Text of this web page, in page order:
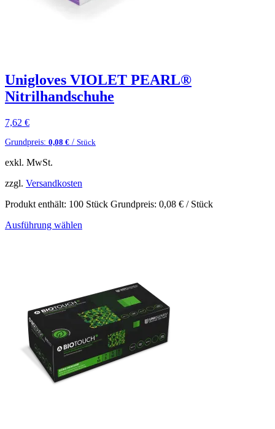
Unigloves VIOLET PEARL®
Nitrilhandschuhe
7,62 €
Grundpreis: 0,08 € / Stück
exkl. MwSt.
zzgl. Versandkosten
Produkt enthält: 100 Stück Grundpreis: 0,08 € / Stück
Ausführung wählen